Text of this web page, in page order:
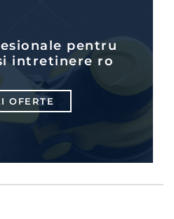
pentru
intretinere ro
OFERTE